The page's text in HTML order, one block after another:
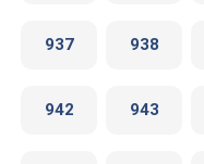
937 938
942 943